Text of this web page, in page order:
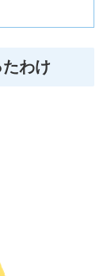
わけ